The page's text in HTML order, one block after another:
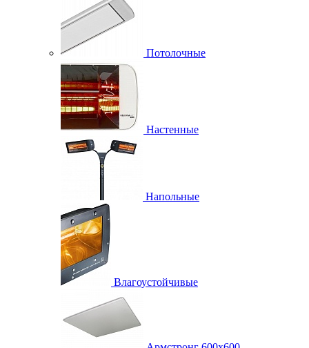
Потолочные
Настенные
Напольные
Влагоустойчивые